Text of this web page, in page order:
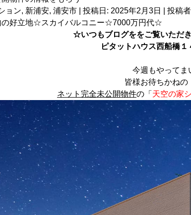
ョン, 新浦安, 浦安市 | 投稿日: 2025年2月3日 投稿
好立地☆スカイバルコニー☆7000万円代☆
☆いつもブログををご覧いただ
ピタットハウス西船橋１
今週もやってま
皆様お待ちかねの
ネット完全未公開物件の「 天空の家